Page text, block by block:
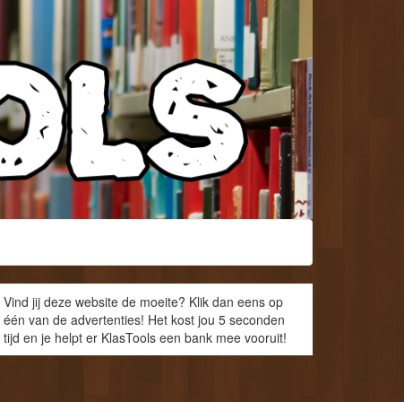
Vind jij deze website de moeite? Klik dan eens op
één van de advertenties! Het kost jou 5 seconden
tijd en je helpt er KlasTools een bank mee vooruit!